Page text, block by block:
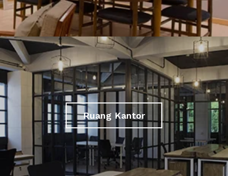
Ruang Kantor